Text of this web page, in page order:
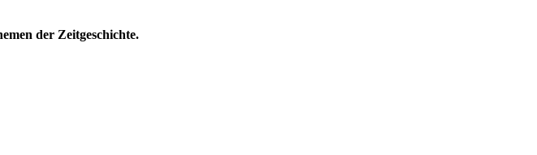
der Zeitgeschichte.